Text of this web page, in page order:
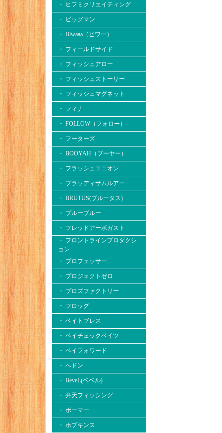
・ ヒフミクリエイティング
・ ビッグマン
・ Biwaaa（ビワー）
・ フィールドサイド
・ フィッシュアロー
・ フィッシュストーリー
・ フィッシュマグネット
・ フィナ
・ FOLLOW（フォロー）
・ フーターズ
・ BOOYAH（ブーヤー）
・ フラッシュユニオン
・ ブラッディサムルアー
・ BRUTUS(ブルータス)
・ ブルーブルー
・ フレッドアーボガスト
・ フロントラインプロダクシ
ョン
・ プロフェッサー
・ プロジェクトゼロ
・ プロズファクトリー
・ フロッグ
・ ベイトブレス
・ ペイチェックベイツ
・ ペイフォワード
・ へドン
・ BeveL(ベベル)
・ 弁天フィッシング
・ ボーマー
・ ホプキンス